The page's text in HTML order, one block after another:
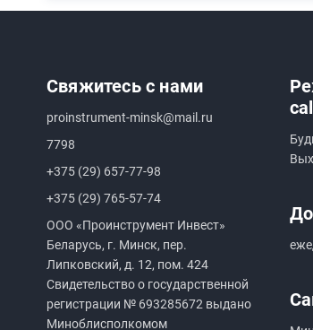
Свяжитесь с нами
proinstrument-minsk@mail.ru
7798
+375 (29) 657-77-98
+375 (29) 765-57-74
ООО «Проинструмент Инвест»
Беларусь, г. Минск, пер.
Липковский, д. 12, пом. 424
Свидетельство о государственной
регистрации № 693285672 выдано
Миноблисполкомом